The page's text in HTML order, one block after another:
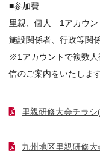
■参加費
里親、個人 1アカウ
施設関係者、行政等
※1アカウントで複数人
信のご案内をいたします
里親研修大会チラシ
九州地区里親研修